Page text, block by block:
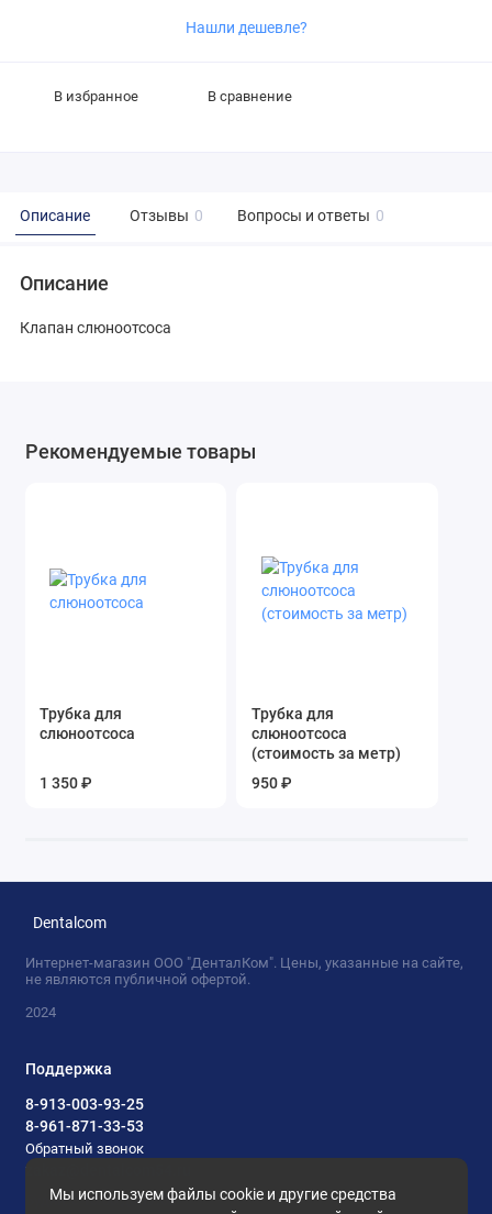
Нашли дешевле?
В избранное В сравнение
Описание Отзывы 0 Вопросы и ответы 0
Описание
Клапан слюноотсоса
Рекомендуемые товары
Трубка для
слюноотсоса
1 350 ₽
Трубка для
слюноотсоса
(стоимость за метр)
950 ₽
Мы используем файлы cookie и другие средства
Dentalcom
Интернет-магазин ООО "ДенталКом". Цены, указанные на сайте,
не являются публичной офертой.
2024
Поддержка
8-913-003-93-25
8-961-871-33-53
Обратный звонок
zakaz@dentalcom54.ru
Будни, с 10.00 до 17.00